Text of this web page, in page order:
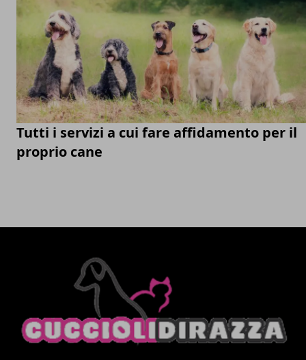
Tutti i servizi a cui fare affidamento per il
proprio cane